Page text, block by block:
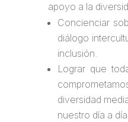
apoyo a la
Concienciar
diálogo
inclusión.
Lograr que
diversidad
nuestro día a